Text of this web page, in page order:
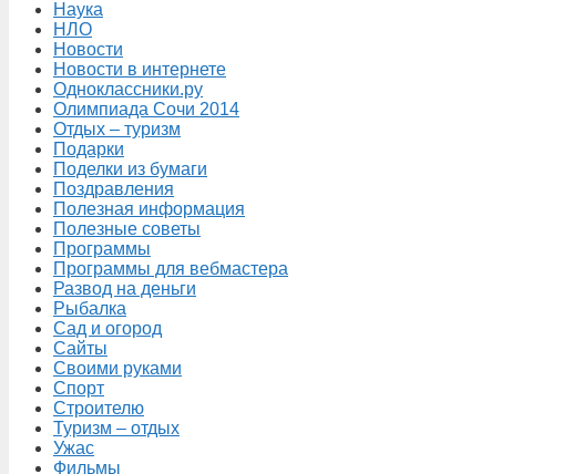
Наука
НЛО
Новости
Новости в интернете
Одноклассники.ру
Олимпиада Сочи 2014
Отдых – туризм
Подарки
Поделки из бумаги
Поздравления
Полезная информация
Полезные советы
Программы
Программы для вебмастера
Развод на деньги
Рыбалка
Сад и огород
Сайты
Своими руками
Спорт
Строителю
Туризм – отдых
Ужас
Фильмы